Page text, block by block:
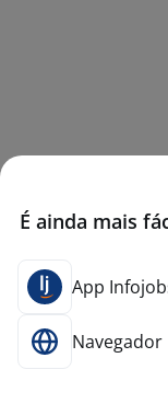
É ainda mais
App
Navegador